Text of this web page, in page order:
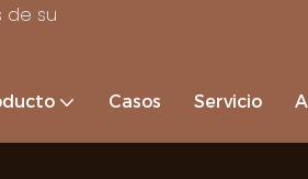
de su
Casos Servicio